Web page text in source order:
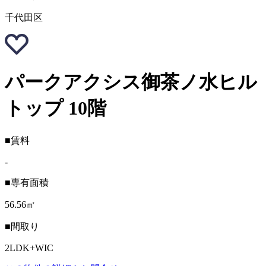
千代田区
パークアクシス御茶ノ水ヒル
トップ 10階
■賃料
-
■専有面積
56.56㎡
■間取り
2LDK+WIC